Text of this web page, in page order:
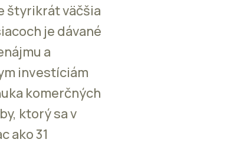
štyrikrát väčšia
je dávané
a
investíciám
komerčných
ktorý sa v
ako 31